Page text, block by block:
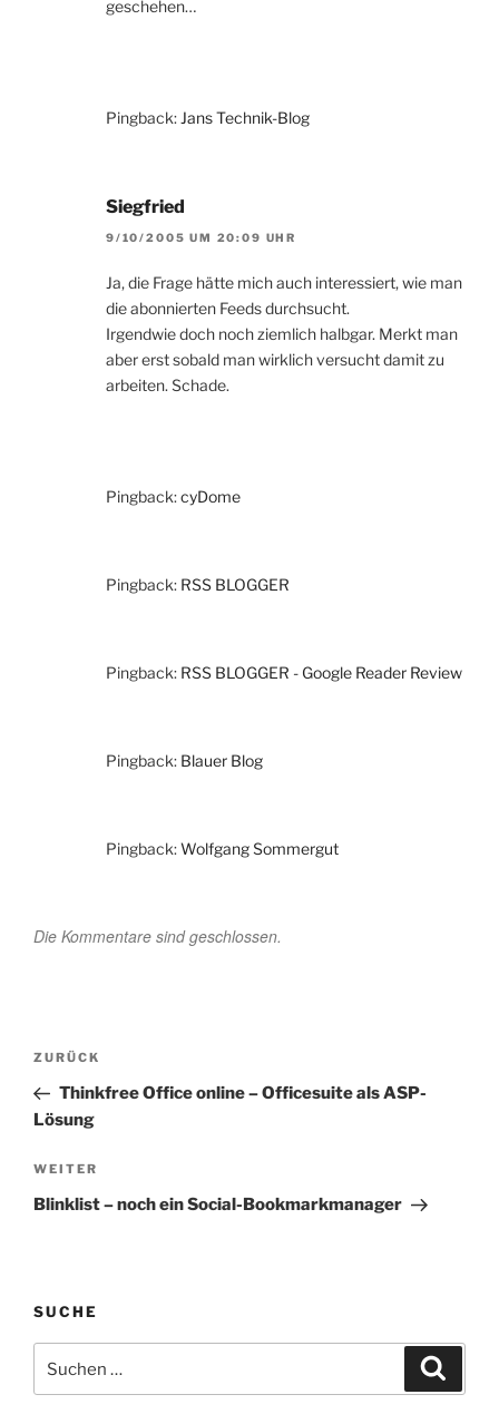
geschehen…
Pingback: Jans Technik-Blog
Siegfried
9/10/2005 UM 20:09 UHR
Ja, die Frage hätte mich auch interessiert, wie man
die abonnierten Feeds durchsucht.
Irgendwie doch noch ziemlich halbgar. Merkt man
aber erst sobald man wirklich versucht damit zu
arbeiten. Schade.
Pingback:cyDome
Pingback: RSS BLOGGER
Pingback: RSS BLOGGER - Google Reader Review
Pingback: Blauer Blog
Pingback:Wolfgang Sommergut
Die Kommentare sind geschlossen.
Beitragsnavigation
Vorheriger
Beitrag
ZURÜCK
Thinkfree Office online – Officesuite als ASP-
Lösung
Nächster
Beitrag
WEITER
Blinklist – noch ein Social-Bookmarkmanager
SUCHE
nach: